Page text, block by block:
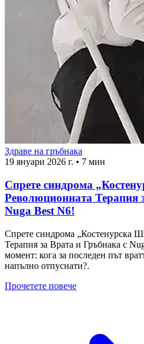
Здраве на гръбнака
19 януари 2026 г. • 7 мин
Спрете синдрома
Революционната Терапия
Nuga Best N6!
Спрете синдрома „Костенурска
Терапия за Врата и Гръбнака с
момент: кога за последен път
напълно отпуснати?.
Прочетете повече